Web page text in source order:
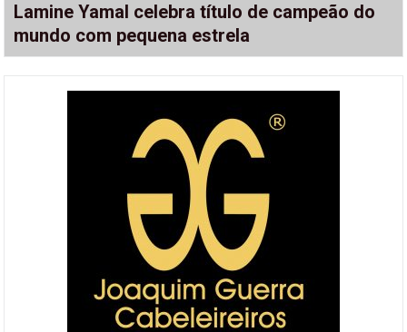
Lamine Yamal celebra título de campeão do
mundo com pequena estrela